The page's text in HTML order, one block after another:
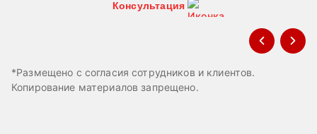
Консультация
*Размещено с согласия сотрудников и клиентов.
Копирование материалов запрещено.